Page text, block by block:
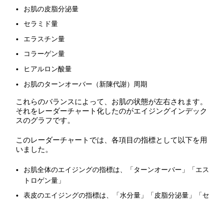
お肌の皮脂分泌量
セラミド量
エラスチン量
コラーゲン量
ヒアルロン酸量
お肌のターンオーバー（新陳代謝）周期
これらのバランスによって、お肌の状態が左右されます。
それをレーダーチャート化したのがエイジングインデック
スのグラフです。
このレーダーチャートでは、各項目の指標として以下を用
いました。
お肌全体のエイジングの指標は、「ターンオーバー」「エス
トロゲン量」
表皮のエイジングの指標は、「水分量」「皮脂分泌量」「セ